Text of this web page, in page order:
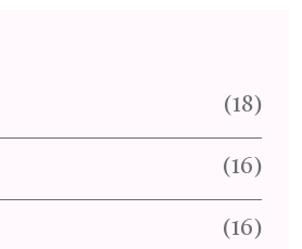
(18)
(16)
(16)